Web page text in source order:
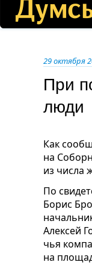
29 октября
При
люди
Как
на
из числа
По
Борис
Алексей
чья
на